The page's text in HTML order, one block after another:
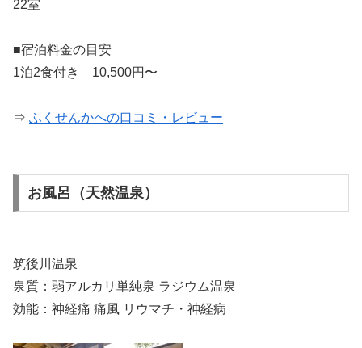
22室
■宿泊料金の目安
1泊2食付き 10,500円〜
⇒ ふくせんかへの口コミ・レビュー
お風呂（天然温泉）
筑後川温泉
泉質：弱アルカリ単純泉 ラジウム温泉
効能：神経痛 痛風 リウマチ・神経病